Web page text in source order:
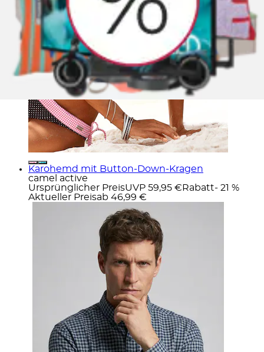
Karohemd mit Button-Down-Kragen
camel active
Ursprünglicher PreisUVP 59,95 € Rabatt- 21 %
Aktueller Preisab 46,99 €